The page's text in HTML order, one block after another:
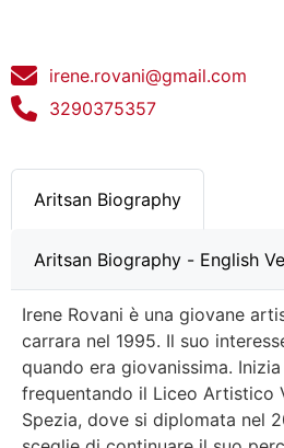
irene.rovani@gmail.com
3290375357
Aritsan Biography
Aritsan Biography - English
Irene Rovani è una giovane
carrara nel 1995. Il suo
quando era giovanissima.
frequentando il Liceo Artistico
Spezia, dove si diplomata nel